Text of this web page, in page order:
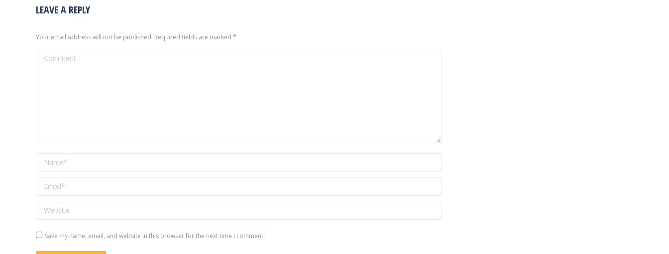
LEAVE A REPLY
Your email address will not be published. Required fields are marked *
Comment
Name *
Email *
Website
Save my name, email, and website in this browser for the next time I comment.